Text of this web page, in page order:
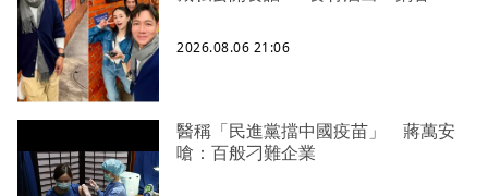
2026.08.06 21:06
醫稱「民進黨擋中國疫苗」 蔣萬安
嗆：百般刁難企業